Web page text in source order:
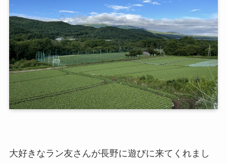
大好きなラン友さんが長野に遊びに来てくれまし